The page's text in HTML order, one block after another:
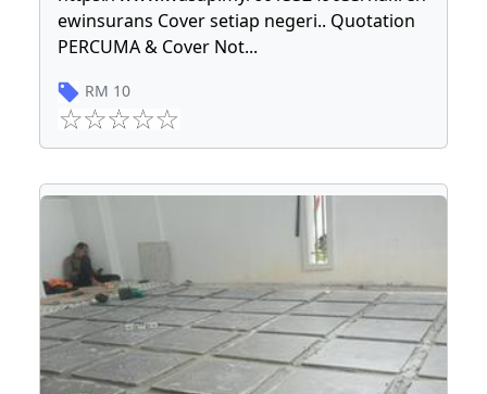
ewinsurans Cover setiap negeri.. Quotation
PERCUMA & Cover Not...
RM 10